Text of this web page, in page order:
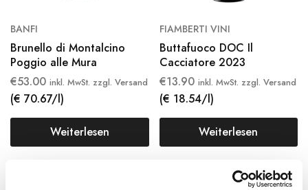
BANFI
Brunello di Montalcino
Poggio alle Mura
€53.00 inkl. MwSt. zzgl. Versand
(€ 70.67/l)
Weiterlesen
FIAMBERTI VINI
Buttafuoco DOC Il
Cacciatore 2023
€13.90 inkl. MwSt. zzgl. Versand
(€ 18.54/l)
Weiterlesen